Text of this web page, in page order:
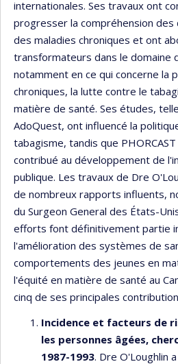
internationales. Ses travaux ont
progresser la compréhension
des maladies chroniques et ont
transformateurs dans le domaine
notamment en ce qui concerne la
chroniques, la lutte contre le
matière de santé. Ses études,
AdoQuest, ont influencé la
tabagisme, tandis que
contribué au développement de
publique. Les travaux de Dre
de nombreux rapports influents,
du Surgeon General des États-
efforts font définitivement partie
l'amélioration des systèmes de
comportements des jeunes en
l'équité en matière de santé au
cinq de ses principales
Incidence et facteurs de
les personnes âgées,
1987-1993. Dre O'Loughlin